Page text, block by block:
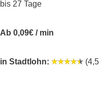
bis 27 Tage
Ab 0,09€ / min
in Stadtlohn: (4,5